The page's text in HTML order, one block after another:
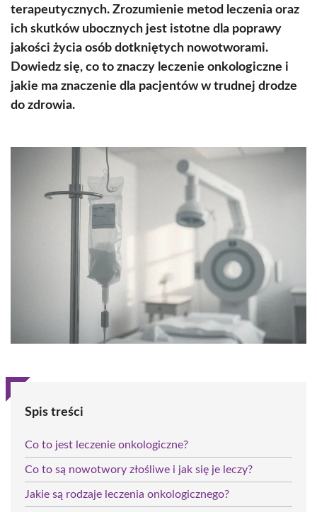
terapeutycznych. Zrozumienie metod leczenia oraz
ich skutków ubocznych jest istotne dla poprawy
jakości życia osób dotkniętych nowotworami.
Dowiedz się, co to znaczy leczenie onkologiczne i
jakie ma znaczenie dla pacjentów w trudnej drodze
do zdrowia.
Spis treści
Co to jest leczenie onkologiczne?
Co to są nowotwory złośliwe i jak się je leczy?
Jakie są rodzaje leczenia onkologicznego?